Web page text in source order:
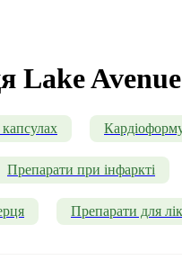
Lake
Препарати при інфаркті
Препарати для